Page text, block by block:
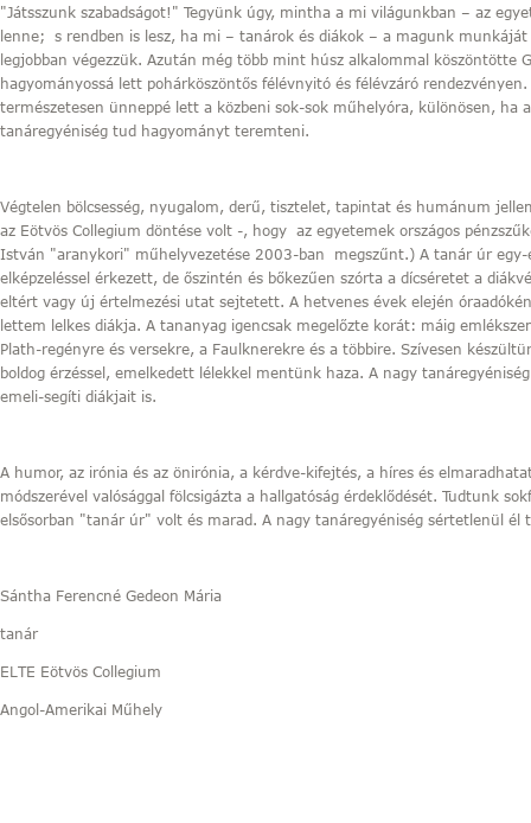
"Játsszunk szabadságot!" Tegyünk úgy, mintha a mi világunkban – az
lenne; s rendben is lesz, ha mi – tanárok és diákok – a magunk
legjobban végezzük. Azután még több mint húsz alkalommal köszöntötte
hagyományossá lett pohárköszöntős félévnyitó és félévzáró
természetesen ünneppé lett a közbeni sok-sok műhelyóra, különösen, ha
tanáregyéniség tud hagyományt teremteni.
Végtelen bölcsesség, nyugalom, derű, tisztelet, tapintat és humánum
az Eötvös Collegium döntése volt -, hogy az egyetemek országos
István "aranykori" műhelyvezetése 2003-ban
megszűnt.) A tanár úr
elképzeléssel érkezett, de őszintén és bőkezűen szórta a dícséretet a
eltért vagy új értelmezési utat sejtetett. A hetvenes évek elején
lettem lelkes diákja. A tananyag igencsak megelőzte korát: máig
Plath-regényre és versekre, a Faulknerekre és a többire. Szívesen
boldog érzéssel, emelkedett lélekkel mentünk haza. A nagy
emeli-segíti diákjait is.
A humor, az irónia és az önirónia, a kérdve-kifejtés, a híres és
módszerével valósággal fölcsigázta a hallgatóság érdeklődését. Tudtunk
elsősorban "tanár úr" volt és marad. A nagy tanáregyéniség sértetlenül él
Sántha Ferencné Gedeon Mária
tanár
ELTE Eötvös Collegium
Angol-Amerikai Műhely